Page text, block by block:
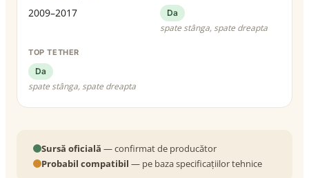
2009–2017 Da
spate stânga, spate dreapta
TOP TETHER
Da
spate stânga, spate dreapta
Sursă oficială — confirmat de producător
Probabil compatibil — pe baza specificațiilor tehnice